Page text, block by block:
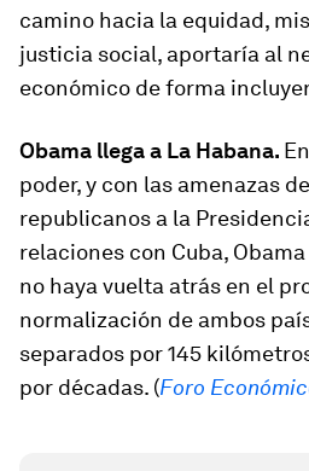
camino hacia la equidad,
justicia social, aportaría al
económico de forma
Obama llega a La Habana.
poder, y con las amenazas
republicanos a la
relaciones con Cuba,
no haya vuelta atrás en el
normalización de ambos
separados por 145
por décadas. (Foro